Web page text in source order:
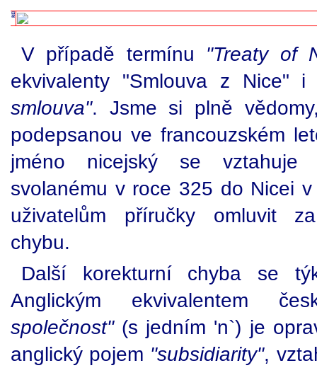
V případě termínu "Treaty of
ekvivalenty "Smlouva z Nice"
smlouva". Jsme si plně
podepsanou ve francouzském
jméno nicejský se vztahuje
svolanému v roce 325 do Nicei
uživatelům příručky omluvit
chybu.
Další korekturní chyba se
Anglickým ekvivalentem
společnost"(s jedním 'n`) je
anglický pojem "subsidiarity",